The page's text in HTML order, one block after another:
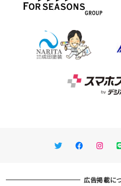
TwitterFacebook
広告掲載に